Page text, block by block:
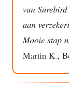
van
aan
Mooie stap
Martin K.,